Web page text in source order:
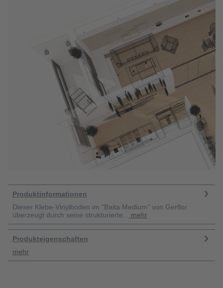
Produktinformationen
Dieser Klebe-Vinylboden im "Baita Medium" von Gerflor
überzeugt durch seine strukturierte...
mehr
Produkteigenschaften
mehr